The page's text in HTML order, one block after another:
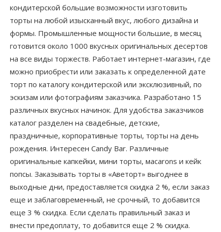
кондитерской большие возможности изготовить
торты на любой изысканный вкус, любого дизайна и
формы. Промышленные мощности большие, в месяц
готовится около 1000 вкусных оригинальных десертов
на все виды торжеств. Работает интернет-магазин, где
можно приобрести или заказать к определенной дате
торт по каталогу кондитерской или эксклюзивный, по
эскизам или фотографиям заказчика. Разработано 15
различных вкусных начинок. Для удобства заказчиков
каталог разделен на свадебные, детские,
праздничные, корпоративные торты, торты на день
рождения. Интересен Candy Bar. Различные
оригинальные капкейки, мини торты, мacarons и кейк
попсы. Заказывать торты в «Аветорт» выгоднее в
выходные дни, предоставляется скидка 2 %, если заказ
еще и заблаговременный, не срочный, то добавится
еще 3 % скидка. Если сделать правильный заказ и
внести предоплату, то добавится еще 2 % скидка.